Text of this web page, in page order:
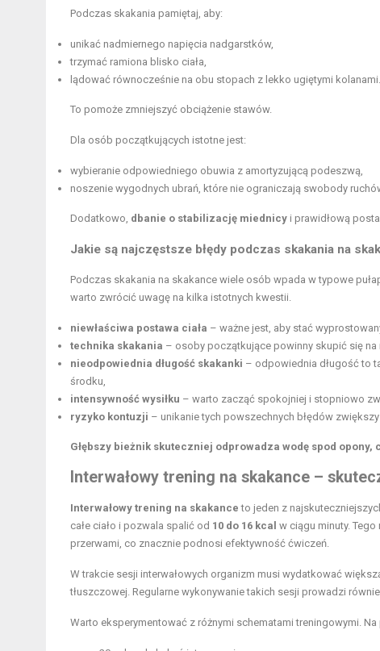
Podczas skakania pamiętaj, aby:
unikać nadmiernego napięcia nadgarstków,
trzymać ramiona blisko ciała,
lądować równocześnie na obu stopach z lekko ugiętymi kolanami.
To pomoże zmniejszyć obciążenie stawów.
Dla osób początkujących istotne jest:
wybieranie odpowiedniego obuwia z amortyzującą podeszwą,
noszenie wygodnych ubrań, które nie ograniczają swobody
Dodatkowo, dbanie o stabilizację miednicy i prawidłową
Jakie są najczęstsze błędy podczas skakania na
Podczas skakania na skakance wiele osób wpada w typowe
warto zwrócić uwagę na kilka istotnych kwestii.
niewłaściwa postawa ciała – ważne jest, aby stać
technika skakania – osoby początkujące powinny skupić się
nieodpowiednia długość skakanki – odpowiednia długość to
środku,
intensywność wysiłku – warto zacząć spokojniej i stopniowo
ryzyko kontuzji – unikanie tych powszechnych błędów
Głębszy bieżnik skuteczniej odprowadza wodę spod
Interwałowy trening na skakance –
Interwałowy trening na skakance to jeden z
całe ciało i pozwala spalić od 10 do 16 kcal w ciągu minuty.
przerwami, co znacznie podnosi efektywność ćwiczeń.
W trakcie sesji interwałowych organizm musi wydatkować
tłuszczowej. Regularne wykonywanie takich sesji prowadzi
Warto eksperymentować z różnymi schematami treningowymi. Na